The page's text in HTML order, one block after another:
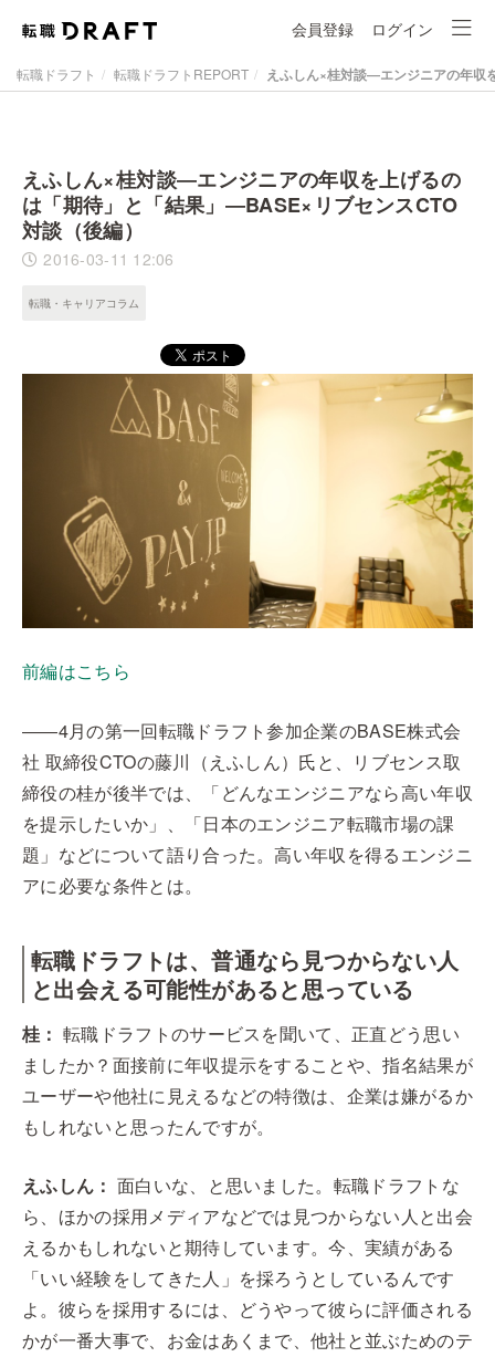
会員登録 ログイン
転職ドラフト 転職ドラフトREPORT えふしん×桂対談―エンジニアの年収
えふしん×桂対談―エンジニアの年収を上げるの
は「期待」と「結果」―BASE×リブセンスCTO
対談（後編）
2016-03-11 12:06
転職・キャリアコラム
前編はこちら
――4月の第一回転職ドラフト参加企業のBASE株式会
社 取締役CTOの藤川（えふしん）氏と、リブセンス取
締役の桂が後半では、「どんなエンジニアなら高い年収
を提示したいか」、「日本のエンジニア転職市場の課
題」などについて語り合った。高い年収を得るエンジニ
アに必要な条件とは。
転職ドラフトは、普通なら見つからない人
と出会える可能性があると思っている
桂： 転職ドラフトのサービスを聞いて、正直どう思い
ましたか？面接前に年収提示をすることや、指名結果が
ユーザーや他社に見えるなどの特徴は、企業は嫌がるか
もしれないと思ったんですが。
えふしん： 面白いな、と思いました。転職ドラフトな
ら、ほかの採用メディアなどでは見つからない人と出会
えるかもしれないと期待しています。今、実績がある
「いい経験をしてきた人」を採ろうとしているんです
よ。彼らを採用するには、どうやって彼らに評価される
かが一番大事で、お金はあくまで、他社と並ぶためのテ